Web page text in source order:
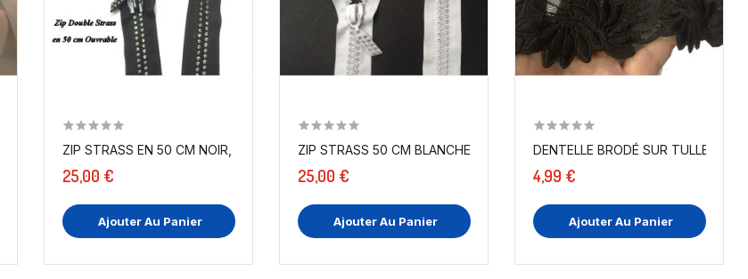
AU MÈTRE COUTURE.
ZIP STRASS EN 50 CM NOIR, FERMETURE ÉCLAIR...
25,00 €
Ajouter Au Panier
ZIP STRASS 50 CM BLANCHE, FERMETURE ÉCLAIR EN...
25,00 €
Ajouter Au Panier
DENTELLE BRODÉ SUR TULLE EN
4,99 €
Ajouter Au Panier